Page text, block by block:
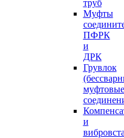
труб
Муфты
ПФРК
и
ДРК
Грувлок
муфтовые
и